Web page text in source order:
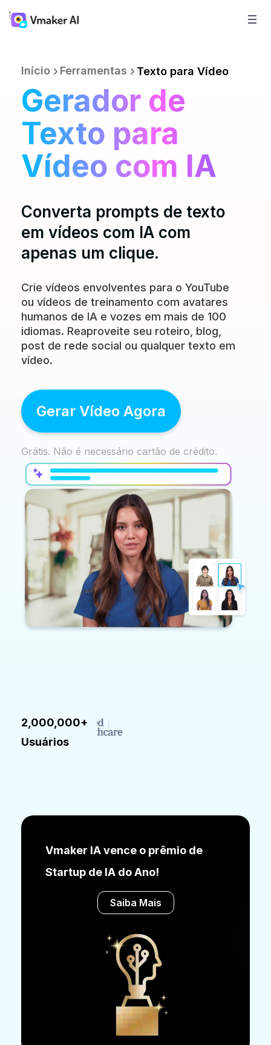
Início Ferramentas Texto para Vídeo
Gerador de
Texto para
Vídeo com IA
Converta prompts de texto
em vídeos com IA com
apenas um clique.
Crie vídeos envolventes para o YouTube
ou vídeos de treinamento com avatares
humanos de IA e vozes em mais de 100
idiomas. Reaproveite seu roteiro, blog,
post de rede social ou qualquer texto em
vídeo.
Gerar Vídeo Agora
Grátis. Não é necessário cartão de crédito.
2,000,000+
Usuários
Vmaker IA vence o prêmio de
Startup de IA do Ano!
Saiba Mais